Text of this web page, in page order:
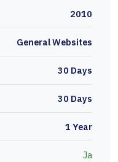
2010
General Websites
30 Days
30 Days
1 Year
Ja